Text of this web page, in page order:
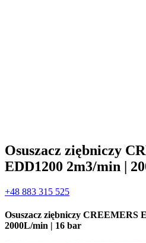
Osuszacz ziębniczy
EDD1200 2m3/min |
+48 883 315 525
Osuszacz ziębniczy CREEMERS
2000L/min | 16 bar